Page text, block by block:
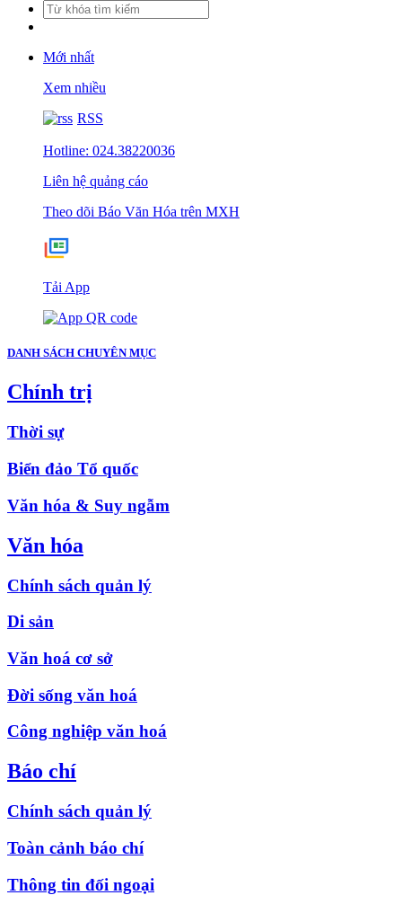
Mới nhất
Xem nhiều
RSS
Hotline: 024.38220036
Liên hệ quảng cáo
Theo dõi Báo Văn Hóa trên MXH
Tải App
DANH SÁCH CHUYÊN MỤC
Chính trị
Thời sự
Biển đảo Tổ quốc
Văn hóa & Suy ngẫm
Văn hóa
Chính sách quản lý
Di sản
Văn hoá cơ sở
Đời sống văn hoá
Công nghiệp văn hoá
Báo chí
Chính sách quản lý
Toàn cảnh báo chí
Thông tin đối ngoại